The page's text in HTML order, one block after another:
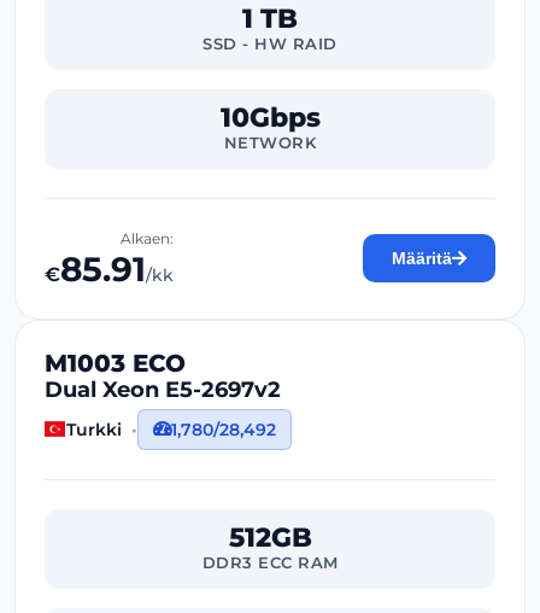
1 TB
SSD - HW RAID
10Gbps
NETWORK
Alkaen:
€85.91/kk
Määritä
M1003 ECO
Dual Xeon E5-2697v2
Turkki 1,780/28,492
512GB
DDR3 ECC RAM